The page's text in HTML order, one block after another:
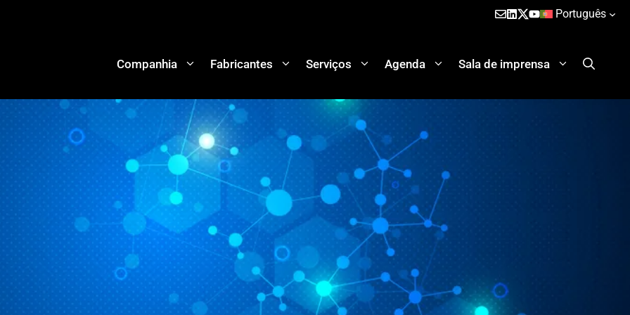
Português
Companhia Fabricantes Serviços Agenda Sala de imprensa